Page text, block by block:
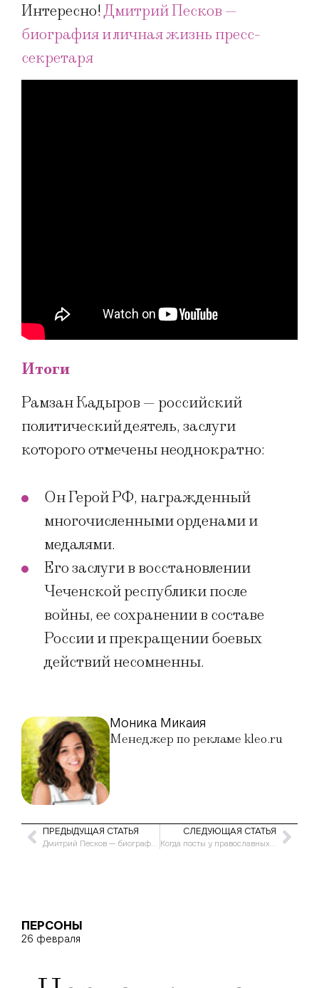
Интересно!Дмитрий Песков —
биография и личная жизнь пресс-
секретаря
Итоги
Рамзан Кадыров — российский
политический деятель, заслуги
которого отмечены неоднократно:
Он Герой РФ, награжденный
многочисленными орденами и
медалями.
Его заслуги в восстановлении
Чеченской республики после
войны, ее сохранении в составе
России и прекращении боевых
действий несомненны.
Моника Микаия
Менеджер по рекламе kleo.ru
ПРЕДЫДУЩАЯ СТАТЬЯ
Дмитрий Песков — биография и личная жизнь пресс-секретаря
СЛЕДУЮЩАЯ СТАТЬЯ
Когда посты у православных в России в 2023 году
ПЕРСОНЫ
26 февраля